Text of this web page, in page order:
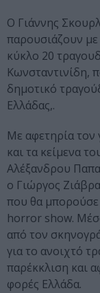
Ο Γιάννης
παρουσιάζουν με
κύκλο 20
Κωνσταντινίδη,
δημοτικό
Ελλάδας,.
Με αφετηρία τον
και τα κείμενα
Αλέξανδρου
ο Γιώργος
που θα μπορούσε
horror show.
από τον
για το ανοιχτό
παρέκκλιση και
φορές Ελλάδα.